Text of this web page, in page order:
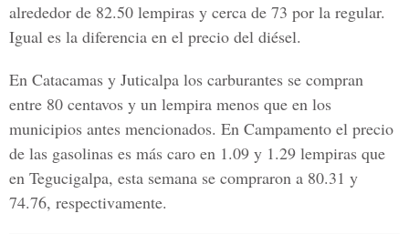
alrededor de 82.50 lempiras y cerca de 73 por la regular.
Igual es la diferencia en el precio del diésel.
En Catacamas y Juticalpa los carburantes se compran
entre 80 centavos y un lempira menos que en los
municipios antes mencionados. En Campamento el precio
de las gasolinas es más caro en 1.09 y 1.29 lempiras que
en Tegucigalpa, esta semana se compraron a 80.31 y
74.76, respectivamente.